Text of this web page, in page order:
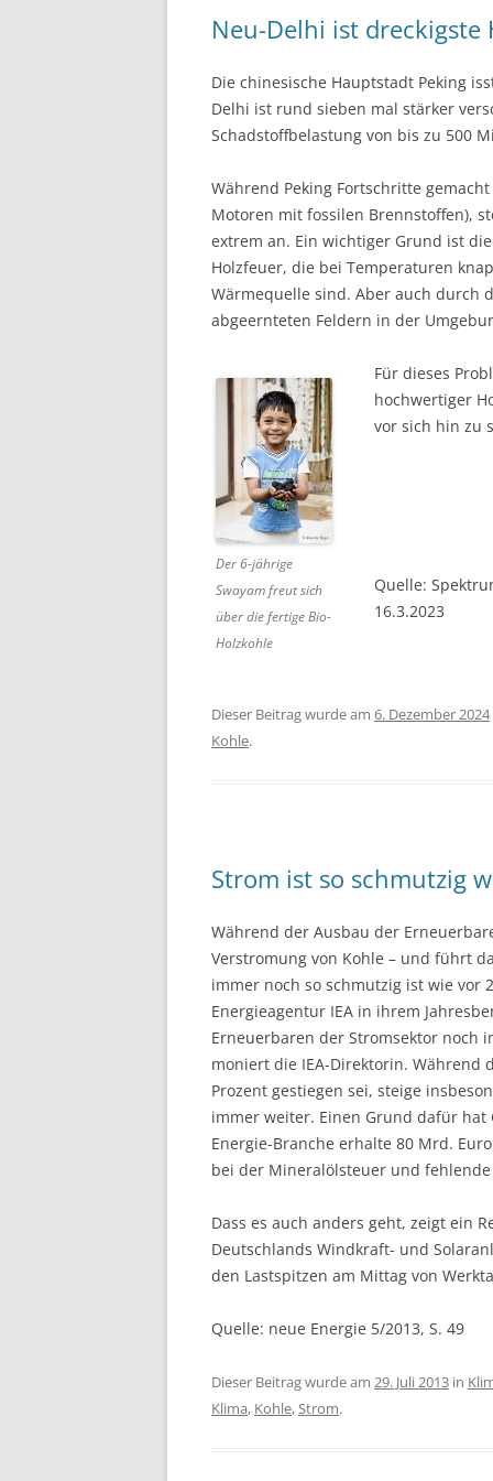
Neu-Delhi ist
Die chinesische Hauptstadt Peking
Delhi ist rund sieben mal stärker
Schadstoffbelastung von bis zu 500
Während Peking Fortschritte
Motoren mit fossilen Brennstoffen),
extrem an. Ein wichtiger Grund ist
Holzfeuer, die bei Temperaturen
Wärmequelle sind. Aber auch durch
abgeernteten Feldern in der
Der 6-jährige
Swayam freut sich
über die fertige Bio-
Holzkohle
Für dieses
hochwertiger
vor sich hin zu
Quelle:
16.3.2023
Dieser Beitrag wurde am 6. Dezember 2024
Kohle.
Strom ist so schmutzig
Während der Ausbau der
Verstromung von Kohle – und führt
immer noch so schmutzig ist wie vor
Energieagentur IEA in ihrem
Erneuerbaren der Stromsektor noch
moniert die IEA-Direktorin. Während
Prozent gestiegen sei, steige
immer weiter. Einen Grund dafür
Energie-Branche erhalte 80 Mrd.
bei der Mineralölsteuer und
Dass es auch anders geht, zeigt ein
Deutschlands Windkraft- und
den Lastspitzen am Mittag von
Quelle: neue Energie 5/2013, S. 49
Dieser Beitrag wurde am 29. Juli 2013 in
Klima, Kohle,Strom.